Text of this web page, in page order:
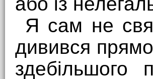
Я сам не
дивився
здебільшого